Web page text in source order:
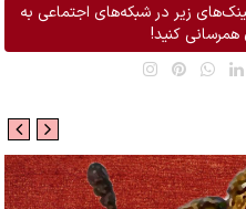
زیر در شبکه‌های اجتماعی به
همرسانی کنید!